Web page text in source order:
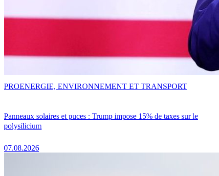
Panneaux solaires et puces : Trump impose 15% de taxes sur le
polysilicium
07.08.2026
PROENERGIE, ENVIRONNEMENT ET TRANSPORT